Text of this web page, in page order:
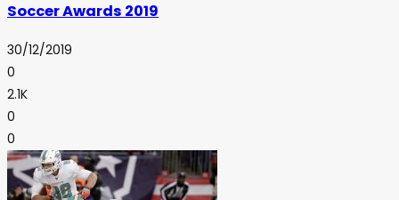
Soccer Awards 2019
30/12/2019
0
2.1K
0
0